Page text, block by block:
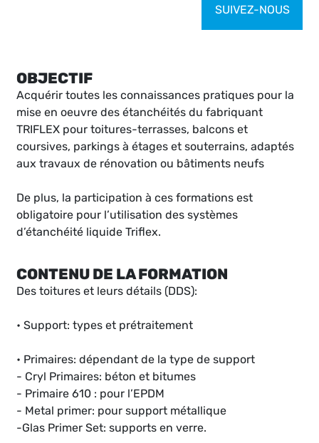
SUIVEZ-NOUS
OBJECTIF
Acquérir toutes les connaissances pratiques pour la
mise en oeuvre des étanchéités du fabriquant
TRIFLEX pour toitures-terrasses, balcons et
coursives, parkings à étages et souterrains, adaptés
aux travaux de rénovation ou bâtiments neufs
De plus, la participation à ces formations est
obligatoire pour l’utilisation des systèmes
d’étanchéité liquide Triflex.
CONTENU DE LA FORMATION
Des toitures et leurs détails (DDS):
• Support: types et prétraitement
• Primaires: dépendant de la type de support
- Cryl Primaires: béton et bitumes
- Primaire 610 : pour l’EPDM
- Metal primer: pour support métallique
-Glas Primer Set: supports en verre.